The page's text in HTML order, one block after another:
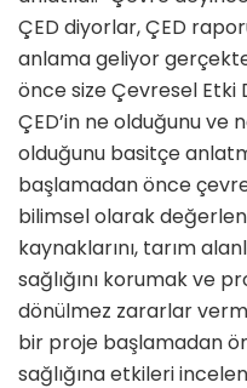
ÇED diyorlar, ÇED
anlama geliyor
önce size Çevresel Etki
ÇED’in ne olduğunu ve
olduğunu basitçe
başlamadan önce
bilimsel olarak
kaynaklarını, tarım
sağlığını korumak ve
dönülmez zararlar
bir proje başlamadan
sağlığına etkileri